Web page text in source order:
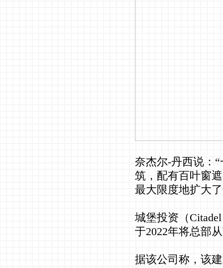
奈杰尔-丹西说：
筑，配有百叶窗
最大限度地扩大
城堡投资（
于2022年将总部
据该公司称，该